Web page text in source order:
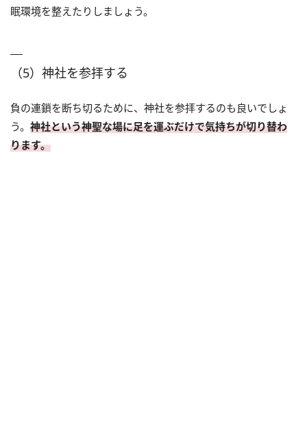
眠環境を整えたりしましょう。
（5）神社を参拝する
負の連鎖を断ち切るために、神社を参拝するのも良いでしょ
う。 神社という神聖な場に足を運ぶだけで気持ちが切り替わ
ります。